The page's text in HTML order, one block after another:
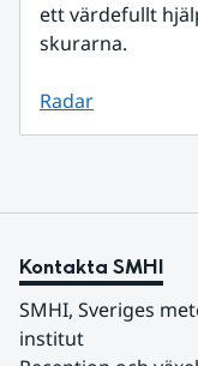
ett värdefullt
skurarna.
Radar
Kontakta SMHI
SMHI, Sveriges
institut